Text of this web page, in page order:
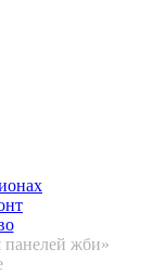
панелей жби»